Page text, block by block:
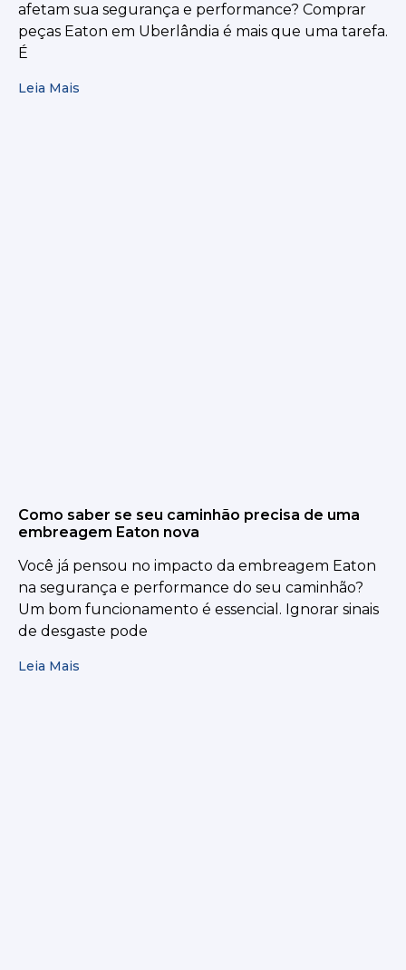
afetam sua segurança e performance? Comprar
peças Eaton em Uberlândia é mais que uma tarefa.
É
Leia Mais
Como saber se seu caminhão precisa de uma
embreagem Eaton nova
Você já pensou no impacto da embreagem Eaton
na segurança e performance do seu caminhão?
Um bom funcionamento é essencial. Ignorar sinais
de desgaste pode
Leia Mais